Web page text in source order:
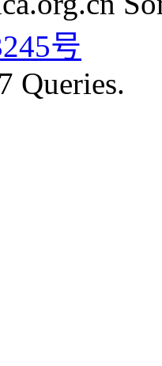
号
Queries.